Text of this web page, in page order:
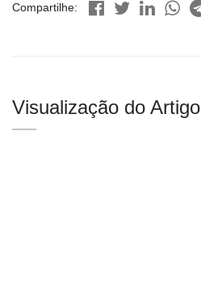
Compartilhe:
Visualização do Artigo